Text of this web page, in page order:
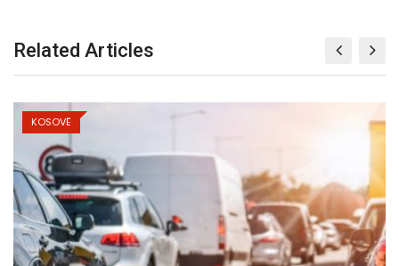
Related Articles
KOSOVË